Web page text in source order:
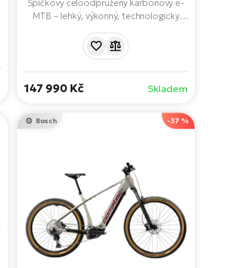
Špičkový celoodpružený karbonový e-
MTB – lehký, výkonný, technologicky
trailovou hru na další level. Prémiové
odpružení FOX, bezdrátové řazení
Avinox a moderní technologie baterie.
147 990 Kč Skladem
-37 %
Bosch